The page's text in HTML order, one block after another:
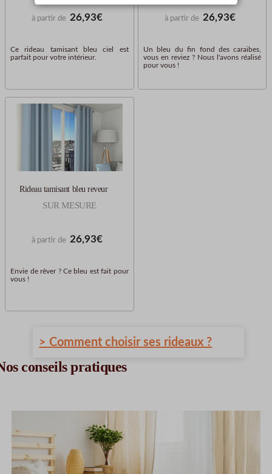
à partir de 26,93€
Ce rideau tamisant bleu ciel est
parfait pour votre intérieur.
à partir de 26,93€
Un bleu du fin fond des caraibes,
vous en reviez ? Nous l'avons réalisé
pour vous !
Rideau tamisant bleu reveur
SUR MESURE
à partir de 26,93€
Envie de rêver ? Ce bleu est fait pour
vous !
conseils pratiques
> Comment choisir ses rideaux ?